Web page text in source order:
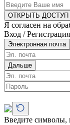
ОТКРЫТЬ ДОСТУП
Я согласен на
Вход / Регистрация
Электронная почта
Дальше
Введите символы,